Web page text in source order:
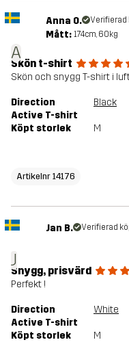
A
Anna O. Verifierad
Mått: 174cm, 60kg
Skön t-shirt
Skön och snygg T-shirt i
Direction
Active T-shirt
Black
Köpt storlek M
Artikelnr 14176
J
Jan B. Verifierad
Snygg, prisvärd
Perfekt !
Direction
Active T-shirt
White
Köpt storlek M